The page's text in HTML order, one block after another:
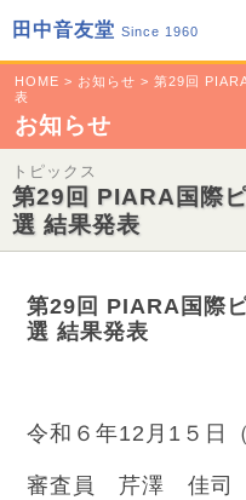
田中音友堂 Since 1960
HOME > お知らせ > 第29回
表
お知らせ
トピックス
第29回 PIARA国際
選 結果発表
第29回 PIARA国際
選 結果発表
令和６年12月1５日
審査員 芹澤 佳司